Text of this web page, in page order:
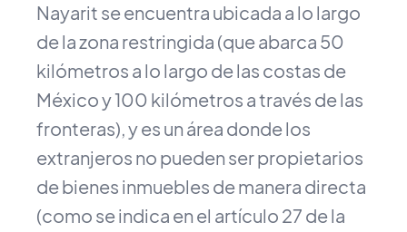
Nayarit se encuentra ubicada a lo largo
de la zona restringida (que abarca 50
kilómetros a lo largo de las costas de
México y 100 kilómetros a través de las
fronteras), y es un área donde los
extranjeros no pueden ser propietarios
de bienes inmuebles de manera directa
(como se indica en el artículo 27 de la